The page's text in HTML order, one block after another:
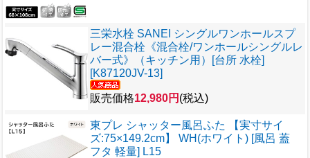
三栄水栓 SANEI シングルワンホールスプ
レー混合栓《混合栓/ワンホールシングルレ
バー式》（キッチン用）[台所 水栓]
[K87120JV-13]
販売価格12,980円 (税込)
東プレ シャッター風呂ふた 【実寸サイ
ズ:75×149.2cm】 WH(ホワイト) [風呂 蓋
フタ 軽量] L15